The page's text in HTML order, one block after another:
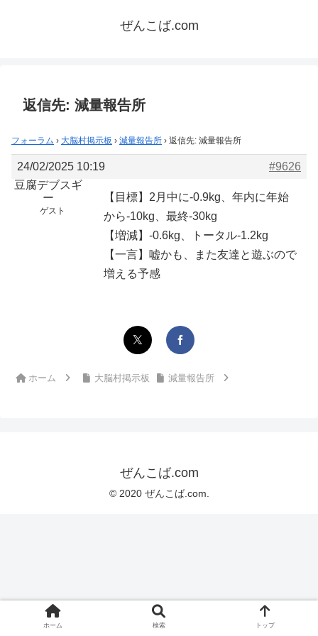
ぜんこば.com
返信先: 減量報告所
フォーラム › 大脳村掲示板 › 減量報告所 › 返信先: 減量報告所
24/02/2025 10:19
#9626
豆腐デブスギ
ー
ゲスト
【目標】2月中に-0.9kg、年内に年始
から-10kg、最終-30kg
【増減】-0.6kg、トータル-1.2kg
【一言】嘘かも、また友達と遊ぶので
増える予感
ホーム 大脳村掲示板 減量報告所
ぜんこば.com
© 2020 ぜんこば.com.
ホーム 検索 トップ